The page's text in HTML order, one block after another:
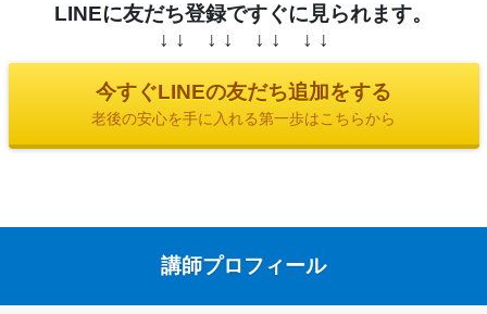
LINEに友だち登録ですぐに見られます。
↓ ↓ ↓ ↓ ↓ ↓ ↓ ↓
今すぐLINEの友だち追加をする
老後の安心を手に入れる第一歩はこちらから
講師プロフィール